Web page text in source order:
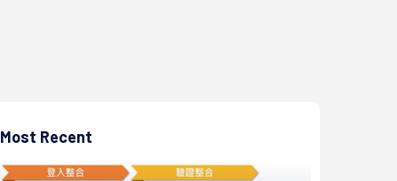
Most Recent